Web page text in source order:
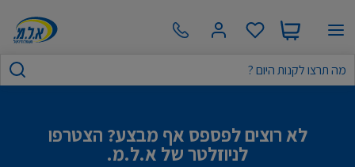
לא רוצים לפספס אף מבצע? הצטרפו
לניוזלטר של א.ל.מ.